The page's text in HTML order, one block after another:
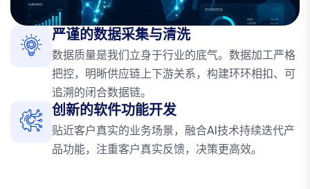
严谨的数据采集与清洗
数据质量是我们立身于行业的底气。数据加工严格
把控，明晰供应链上下游关系，构建环环相扣、可
追溯的闭合数据链。
创新的软件功能开发
贴近客户真实的业务场景，融合AI技术持续迭代产
品功能，注重客户真实反馈，决策更高效。